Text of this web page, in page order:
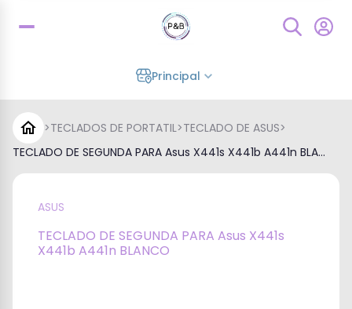
Principal
>TECLADOS DE PORTATIL>TECLADO DE ASUS>
TECLADO DE SEGUNDA PARA Asus X441s X441b A441n BLA...
ASUS
TECLADO DE SEGUNDA PARA Asus X441s
X441b A441n BLANCO